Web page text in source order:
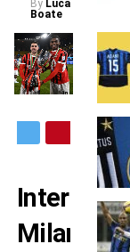
By Luca
Boate
Inter-
Milan